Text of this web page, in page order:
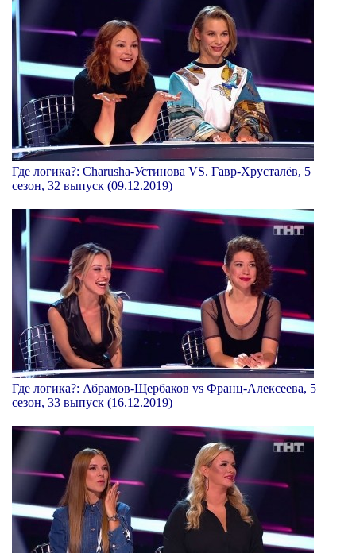
Где логика?: Charusha-Устинова VS. Гавр-Хрусталёв, 5
сезон, 32 выпуск (09.12.2019)
Где логика?: Абрамов-Щербаков vs Франц-Алексеева, 5
сезон, 33 выпуск (16.12.2019)